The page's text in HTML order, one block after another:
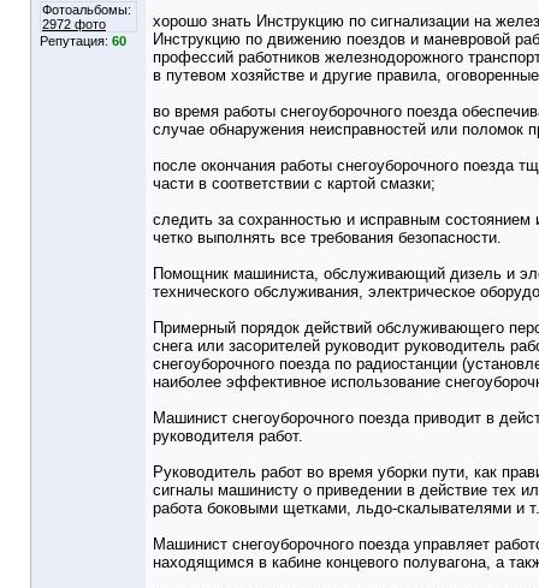
Фотоальбомы:
2972 фото
Репутация: 60
хорошо знать Инструкцию по сигнализации на
Инструкцию по движению поездов и маневровой
профессий работников железнодорожного
в путевом хозяйстве и другие правила,
во время работы снегоуборочного поезда
случае обнаружения неисправностей или поломок
после окончания работы снегоуборочного поезда
части в соответствии с картой смазки;
следить за сохранностью и исправным состоянием
четко выполнять все требования безопасности.
Помощник машиниста, обслуживающий дизель и
технического обслуживания, электрическое
Примерный порядок действий обслуживающего
снега или засорителей руководит руководитель
снегоуборочного поезда по радиостанции
наиболее эффективное использование
Машинист снегоуборочного поезда приводит в
руководителя работ.
Руководитель работ во время уборки пути, как
сигналы машинисту о приведении в действие тех
работа боковыми щетками, льдо-скалывателями и
Машинист снегоуборочного поезда управляет
находящимся в кабине концевого полувагона, а